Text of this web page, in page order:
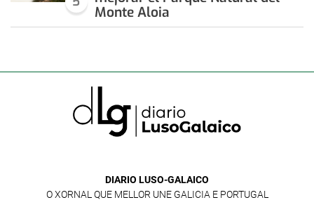
Monte Aloia
DIARIO LUSO-GALAICO
O XORNAL QUE MELLOR UNE GALICIA E PORTUGAL